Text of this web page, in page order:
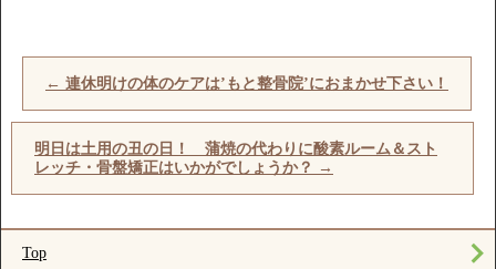
← 連休明けの体のケアは’もと整骨院’におまかせ下さい！
明日は土用の丑の日！ 蒲焼の代わりに酸素ルーム＆スト
レッチ・骨盤矯正はいかがでしょうか？
→
Top